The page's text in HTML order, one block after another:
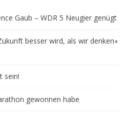
Gaub – WDR 5 Neugier genügt
besser wird, als wir denken«
sein!
gewonnen habe